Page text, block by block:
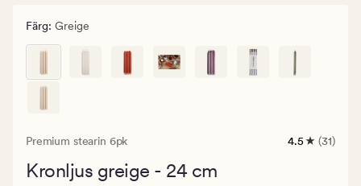
Färg: Greige
Premium stearin 6pk
31
4.5 (31)
Kronljus greige - 24 cm